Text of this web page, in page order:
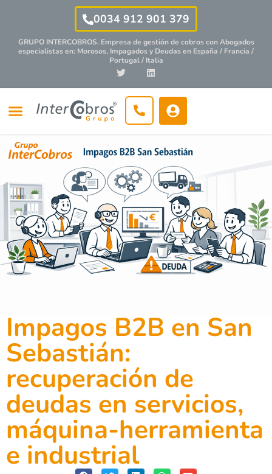
0034 912 901 379
GRUPO INTERCOBROS. Empresa de gestión de cobros conAbogados
especialistasen: Morosos, Impagados y Deudas en España / Francia /
Portugal / Italia
Impagos B2B en San
Sebastián:
recuperación de
deudas en servicios,
máquina-herramienta
e industrial